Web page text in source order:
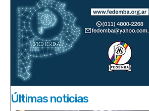
Últimas noticias